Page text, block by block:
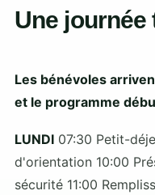
Une journée
Les bénévoles
et le programme
LUNDI 07:30 Petit-
d'orientation 10:00
sécurité 11:00